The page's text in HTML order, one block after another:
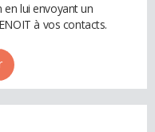
en lui envoyant un
à vos contacts.